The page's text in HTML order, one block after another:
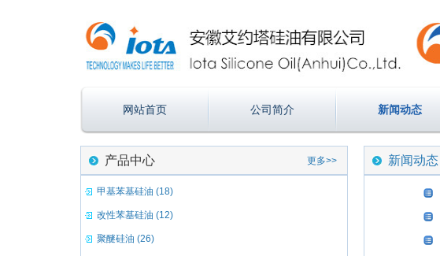
网站首页 公司简介 新闻动态
产品中心 更多>>
甲基苯基硅油 (18)
改性苯基硅油 (12)
聚醚硅油 (26)
新闻动态